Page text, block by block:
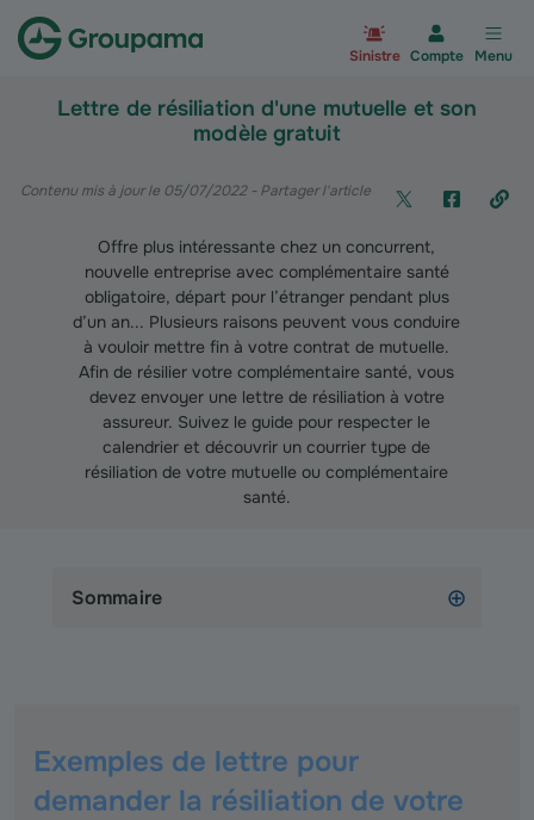
Sinistre Compte Menu
Lettre de résiliation d'une mutuelle et son
modèle gratuit
Contenu mis à jour le 05/07/2022- Partager l'article
Offre plus intéressante chez un concurrent,
nouvelle entreprise avec complémentaire santé
obligatoire, départ pour l’étranger pendant plus
d’un an... Plusieurs raisons peuvent vous conduire
à vouloir mettre fin à votre contrat de mutuelle.
Afin de résilier votre complémentaire santé, vous
devez envoyer une lettre de résiliation à votre
assureur. Suivez le guide pour respecter le
calendrier et découvrir un courrier type de
résiliation de votre mutuelle ou complémentaire
santé.
Sommaire
Exemples de lettre pour
demander la résiliation de votre